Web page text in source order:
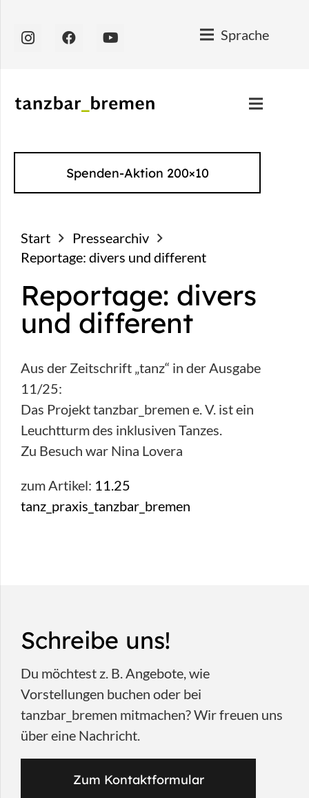
Sprache
Spenden-Aktion 200×10
Start
Pressearchiv
Reportage: divers und different
Reportage: divers
und different
Aus der Zeitschrift „tanz“ in der Ausgabe
11/25:
Das Projekt tanzbar_bremen e. V. ist ein
Leuchtturm des inklusiven Tanzes.
Zu Besuch war Nina Lovera
zum Artikel: 11.25
tanz_praxis_tanzbar_bremen
Schreibe uns!
Du möchtest z. B. Angebote, wie
Vorstellungen buchen oder bei
tanzbar_bremen mitmachen? Wir freuen uns
über eine Nachricht.
Zum Kontaktformular